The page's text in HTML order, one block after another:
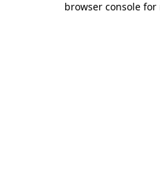
browser console